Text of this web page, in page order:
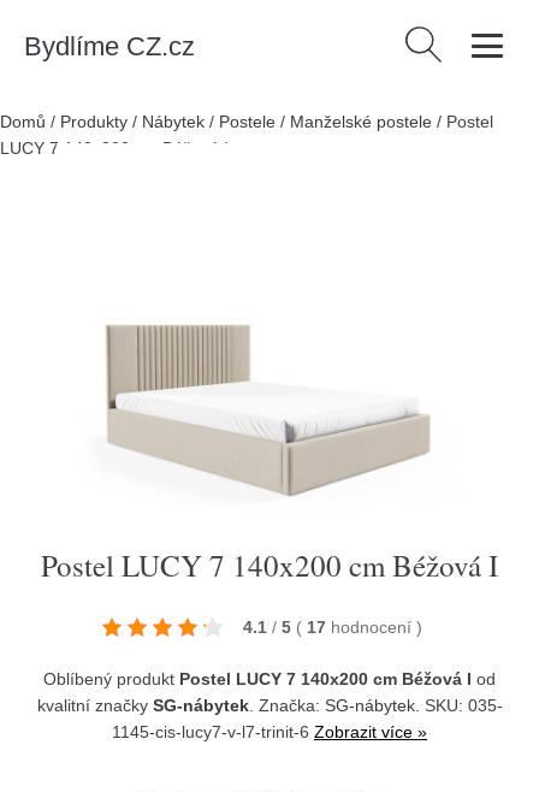
Bydlíme CZ.cz Vyhledávání
Domů / Produkty / Nábytek / Postele / Manželské postele / Postel
LUCY 7 140x200 cm Béžová I
Postel LUCY 7 140x200 cm Béžová I
4.1 / 5 ( 17 hodnocení )
Oblíbený produkt Postel LUCY 7 140x200 cm Béžová I od
kvalitní značky SG-nábytek. Značka: SG-nábytek. SKU: 035-
1145-cis-lucy7-v-l7-trinit-6 Zobrazit více »